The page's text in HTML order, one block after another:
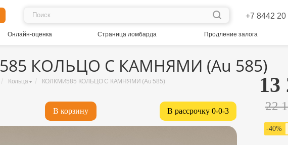
+7 8442 20
Онлайн-оценка Страница ломбарда Продление залога
КОЛЬЦО С КАМНЯМИ (Au 585)
/ Кольца / КОЛКМИ585 КОЛЬЦО С КАМНЯМИ (Au 585)
В корзину В рассрочку 0-0-3
13
22
-40%